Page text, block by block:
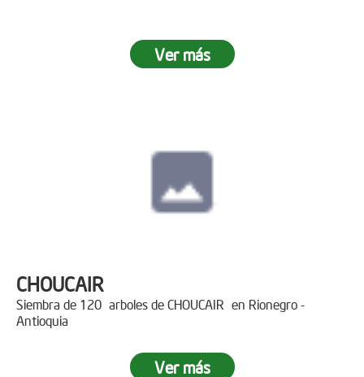
Ver más
CHOUCAIR
Siembra de 120 arboles de CHOUCAIR en Rionegro -
Antioquia
Ver más